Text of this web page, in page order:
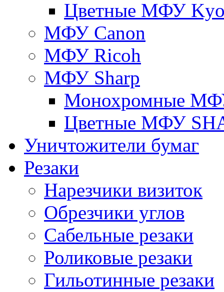
Цветные МФУ
МФУ Canon
МФУ Ricoh
МФУ Sharp
Монохромные
Цветные МФУ
Уничтожители бумаг
Резаки
Нарезчики визиток
Обрезчики углов
Сабельные резаки
Роликовые резаки
Гильотинные резаки